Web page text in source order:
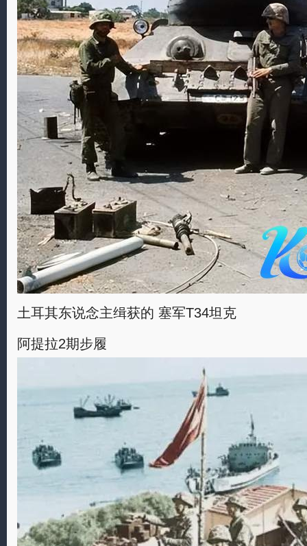
土耳其东说念主缉获的 塞军T34坦克
阿提拉2期步履